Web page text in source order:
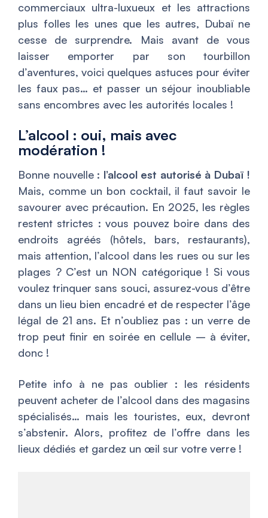
commerciaux ultra-luxueux et les attractions
plus folles les unes que les autres, Dubaï ne
cesse de surprendre. Mais avant de vous
laisser emporter par son tourbillon
d’aventures, voici quelques astuces pour éviter
les faux pas… et passer un séjour inoubliable
sans encombres avec les autorités locales !
L’alcool : oui, mais avec
modération !
Bonne nouvelle : l’alcool est autorisé à Dubaï !
Mais, comme un bon cocktail, il faut savoir le
savourer avec précaution. En 2025, les règles
restent strictes : vous pouvez boire dans des
endroits agréés (hôtels, bars, restaurants),
mais attention, l’alcool dans les rues ou sur les
plages ? C’est un NON catégorique ! Si vous
voulez trinquer sans souci, assurez-vous d’être
dans un lieu bien encadré et de respecter l’âge
légal de 21 ans. Et n’oubliez pas : un verre de
trop peut finir en soirée en cellule – à éviter,
donc !
Petite info à ne pas oublier : les résidents
peuvent acheter de l’alcool dans des magasins
spécialisés… mais les touristes, eux, devront
s’abstenir. Alors, profitez de l’offre dans les
lieux dédiés et gardez un œil sur votre verre !